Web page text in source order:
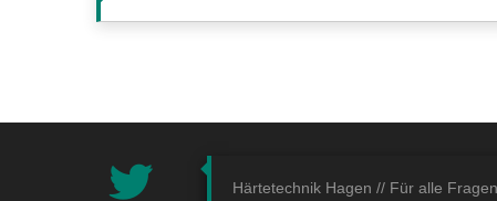
Härtetechnik Hagen // Für alle